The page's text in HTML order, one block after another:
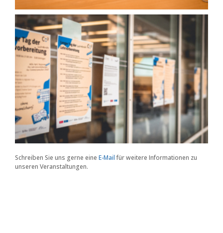
Schreiben Sie uns gerne eine E-Mailfür weitere Informationen zu
unseren Veranstaltungen.